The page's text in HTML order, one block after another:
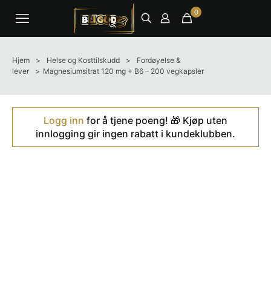
0
Hjem > Helse og Kosttilskudd >
Fordøyelse &
lever
> Magnesiumsitrat 120 mg + B6 – 200 vegkapsler
Logg inn for å tjene poeng! 🎁 Kjøp uten
innlogging gir ingen rabatt i kundeklubben.